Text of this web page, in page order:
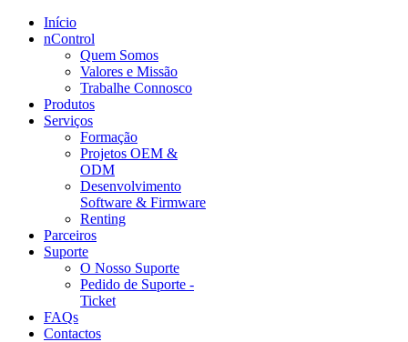
Início
nControl
Quem Somos
Valores e Missão
Trabalhe Connosco
Produtos
Serviços
Formação
Projetos OEM &
ODM
Desenvolvimento
Software & Firmware
Renting
Parceiros
Suporte
O Nosso Suporte
Pedido de Suporte -
Ticket
FAQs
Contactos